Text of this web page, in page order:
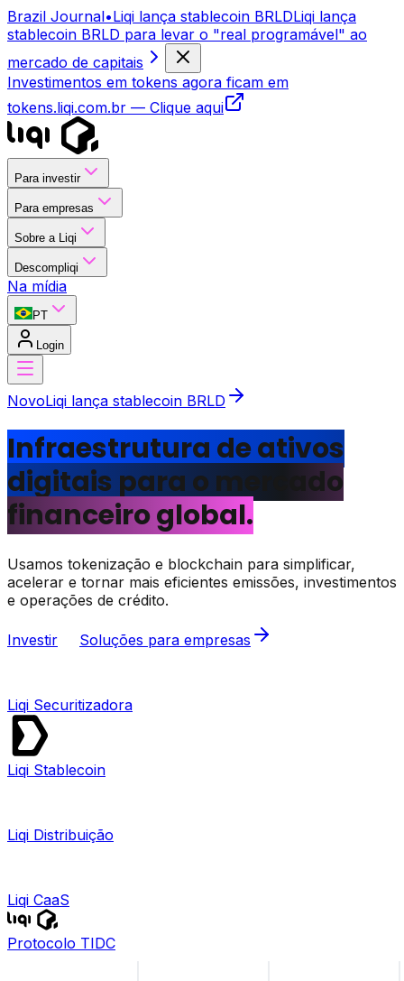
Brazil Journal•Liqi lança stablecoin BRLDLiqi lança
stablecoin BRLD para levar o "real programável" ao
mercado de capitais
Investimentos em tokens agora ficam em
tokens.liqi.com.br — Clique aqui
Para investir
Para empresas
Sobre a Liqi
Descompliqi
Na mídia
PT
Login
NovoLiqi lança stablecoin BRLD
Infraestrutura de ativos
digitais para o mercado
financeiro global.
Usamos tokenização e blockchain para simplificar,
acelerar e tornar mais eficientes emissões, investimentos
e operações de crédito.
Investir Soluções para empresas
Liqi Securitizadora
Liqi Stablecoin
Liqi Distribuição
Liqi CaaS
Protocolo TIDC